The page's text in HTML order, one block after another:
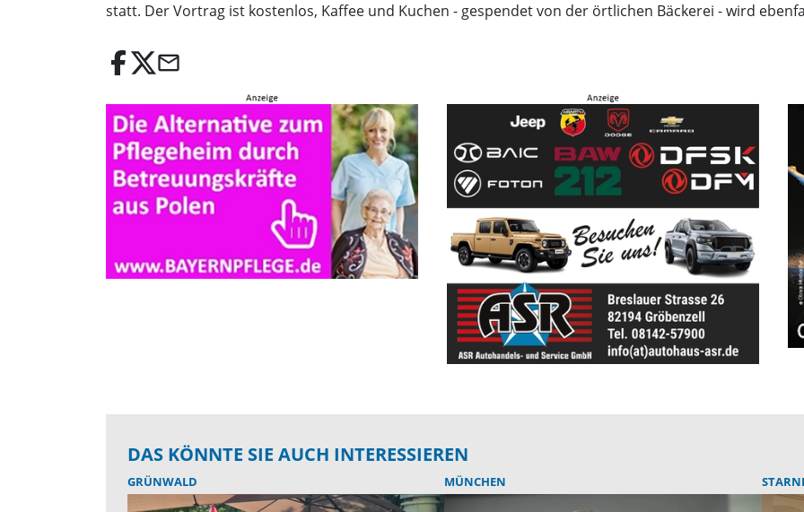
statt. Der Vortrag ist kostenlos, Kaffee und Kuchen - gespendet von der örtlichen Bäckerei - wird
email
DAS KÖNNTE SIE AUCH INTERESSIEREN
GRÜNWALD MÜNCHEN